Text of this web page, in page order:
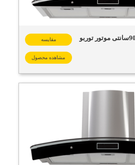
هود درسا مدل بیتا 90سانتی موتور توربو
مقایسه
مشاهده محصول